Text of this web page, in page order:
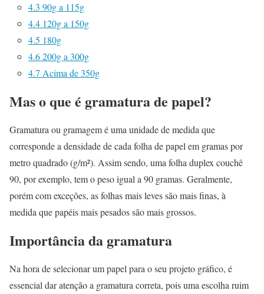
4.3 90g a 115g
4.4 120g a 150g
4.5 180g
4.6200g a 300g
4.7 Acima de 350g
Mas o que é gramatura de papel?
Gramatura ou gramagem é uma unidade de medida que
corresponde a densidade de cada folha de papel em gramas por
metro quadrado (g/m²). Assim sendo, uma folha duplex couchê
90, por exemplo, tem o peso igual a 90 gramas. Geralmente,
porém com exceções, as folhas mais leves são mais finas, à
medida que papéis mais pesados são mais grossos.
Importância da gramatura
Na hora de selecionar um papel para o seu projeto gráfico, é
essencial dar atenção a gramatura correta, pois uma escolha ruim